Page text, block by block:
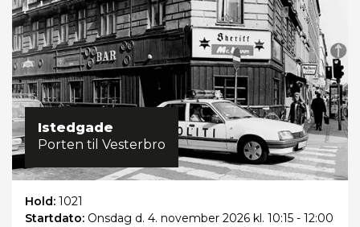
Istedgade
Porten til Vesterbro
Hold: 1021
Startdato: Onsdag d. 4. november 2026 kl. 10:15 - 12:00